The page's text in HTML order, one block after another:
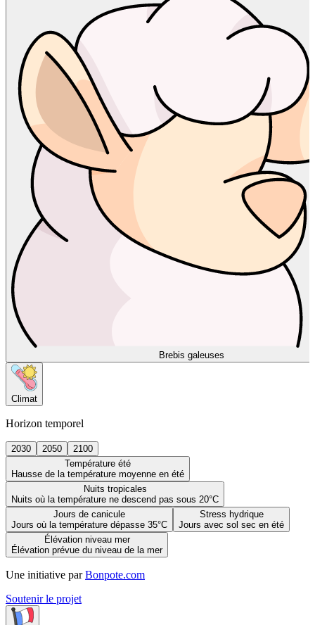
Brebis galeuses
Climat
Horizon temporel
2030 2050
2100
Température été
Hausse de la température moyenne en été
Nuits tropicales
Nuits où la température ne descend pas sous 20°C
Jours de canicule
Jours où la température dépasse 35°C
Stress hydrique
Jours avec sol sec en été
Élévation niveau mer
Élévation prévue du niveau de la mer
Une initiative par Bonpote.com
Soutenir le projet